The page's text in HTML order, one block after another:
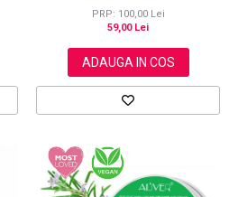
PRP: 100,00 Lei
59,00 Lei
ADAUGA IN COS